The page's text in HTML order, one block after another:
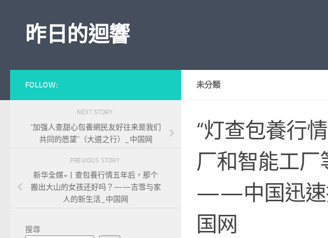
昨日的迴響
未分類
“灯查包養行
厂和智能工厂
——中国迅速
国网
FOLLOW:
NEXT STORY
“加强人查甜心包養網民友好往来是我们
共同的愿望”（大道之行）_中国网
PREVIOUS STORY
新华全媒+丨查包養行情五年后，那个
搬出大山的女孩还好吗？——吉雪与家
人的新生活_中国网
搜尋